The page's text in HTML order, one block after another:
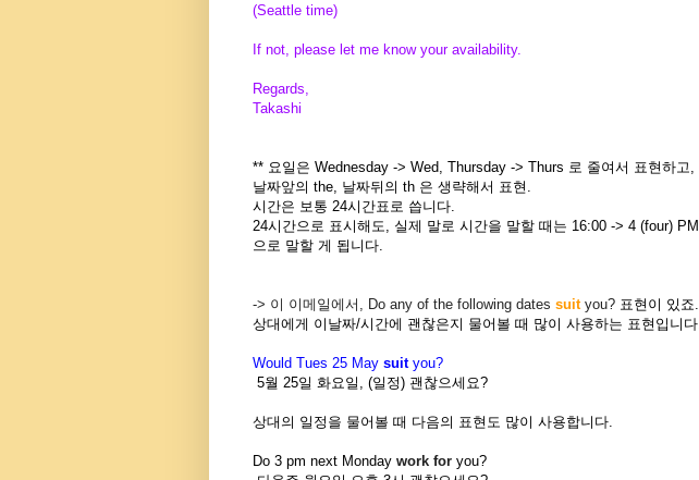
(Seattle time)
If not, please let me know your availability.
Regards,
Takashi
** 요일은 Wednesday -> Wed, Thursday -> Thurs 로 줄여서 표현하고,
날짜앞의 the, 날짜뒤의 th 은 생략해서 표현.
시간은 보통 24시간표로 씁니다.
24시간으로 표시해도, 실제 말로 시간을 말할 때는 16:00 -> 4 (four) PM
으로 말할 게 됩니다.
-> 이 이메일에서, Do any of the following dates suityou? 표현이 있죠.
상대에게 이날짜/시간에 괜찮은지 물어볼 때 많이 사용하는 표현입니다.
Would Tues 25 May suit you?
5월 25일 화요일, (일정) 괜찮으세요?
상대의 일정을 물어볼 때 다음의 표현도 많이 사용합니다.
Do 3 pm next Monday work for you?